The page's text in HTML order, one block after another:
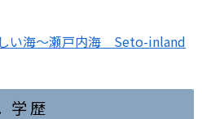
い海〜瀬戸内海 Seto-inland
学 歴